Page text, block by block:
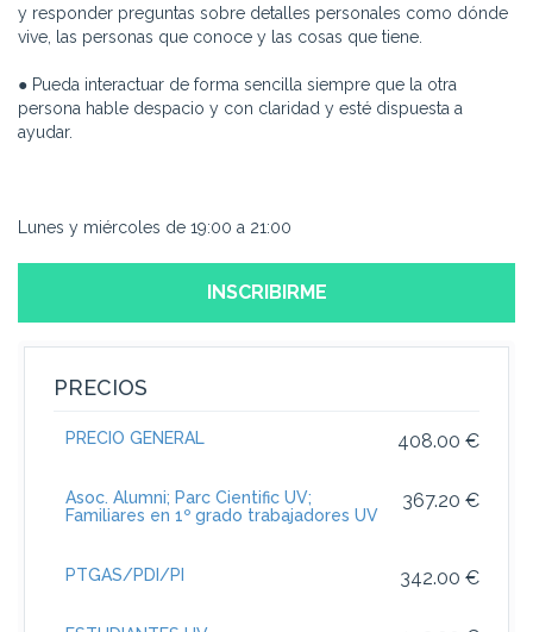
y responder preguntas sobre detalles personales como dónde
vive, las personas que conoce y las cosas que tiene.
● Pueda interactuar de forma sencilla siempre que la otra
persona hable despacio y con claridad y esté dispuesta a
ayudar.
Lunes y miércoles de 19:00 a 21:00
INSCRIBIRME
PRECIOS
408.00 €
PRECIO GENERAL
367.20 €
Asoc. Alumni; Parc Cientific UV;
Familiares en 1º grado trabajadores UV
342.00 €
PTGAS/PDI/PI